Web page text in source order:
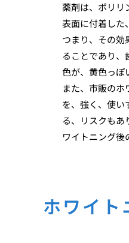
薬剤は、ポリリ
表面に付着した
つまり、その効
ることであり
色が、黄色っぽ
また、市販の
を、強く、使い
る、リスクも
ワイトニング後
ホワイト